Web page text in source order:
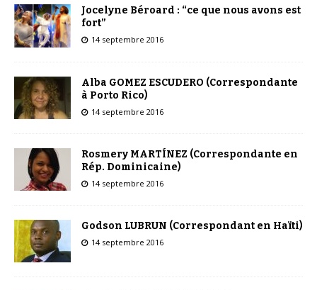
Jocelyne Béroard : “ce que nous avons est
fort”
14 septembre 2016
Alba GOMEZ ESCUDERO (Correspondante
à Porto Rico)
14 septembre 2016
Rosmery MARTÍNEZ (Correspondante en
Rép. Dominicaine)
14 septembre 2016
Godson LUBRUN (Correspondant en Haïti)
14 septembre 2016